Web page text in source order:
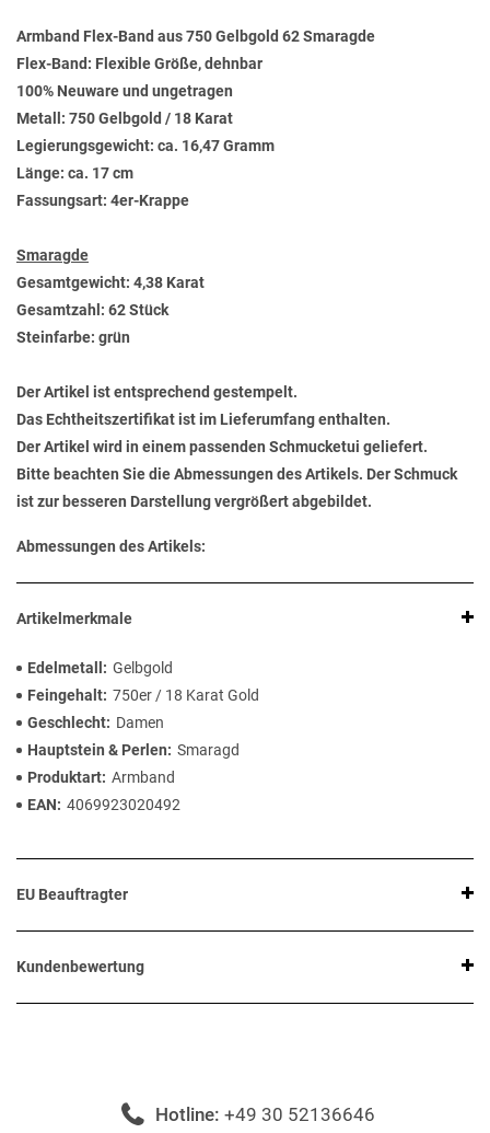
Armband Flex-Band aus 750 Gelbgold 62 Smaragde
Flex-Band: Flexible Größe, dehnbar
100% Neuware und ungetragen
Metall: 750 Gelbgold / 18 Karat
Legierungsgewicht: ca. 16,47 Gramm
Länge: ca. 17 cm
Fassungsart: 4er-Krappe
Smaragde
Gesamtgewicht: 4,38 Karat
Gesamtzahl: 62 Stück
Steinfarbe: grün
Der Artikel ist entsprechend gestempelt.
Das Echtheitszertifikat ist im Lieferumfang enthalten.
Der Artikel wird in einem passenden Schmucketui geliefert.
Bitte beachten Sie die Abmessungen des Artikels. Der Schmuck
ist zur besseren Darstellung vergrößert abgebildet.
Abmessungen des Artikels:
Artikelmerkmale
Edelmetall
Gelbgold
Feingehalt 750er / 18 Karat Gold
Geschlecht
Damen
Hauptstein & Perlen
Smaragd
Produktart Armband
EAN
4069923020492
EU Beauftragter
Kundenbewertung
Hotline: +49 30 52136646